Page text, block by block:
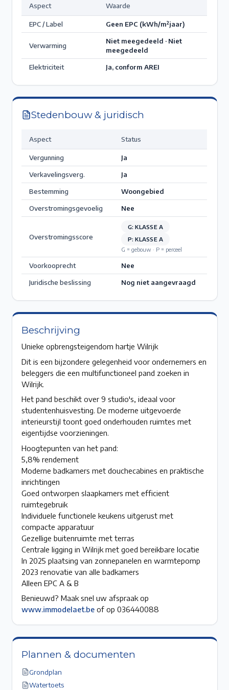
Aspect Waarde
EPC / Label Geen EPC (kWh/m²jaar)
Verwarming
Niet meegedeeld · Niet
meegedeeld
Elektriciteit
Ja, conform AREI
Stedenbouw & juridisch
Aspect Status
Vergunning
Ja
Verkavelingsverg.
Ja
Bestemming
Woongebied
Overstromingsgevoelig
Nee
Overstromingsscore
G: KLASSE A
P: KLASSE A
G = gebouw · P = perceel
Voorkooprecht
Nee
Juridische beslissing
Nog niet aangevraagd
Beschrijving
Unieke opbrengsteigendom hartje Wilrijk
Dit is een bijzondere gelegenheid voor ondernemers en
beleggers die een multifunctioneel pand zoeken in
Wilrijk.
Het pand beschikt over 9 studio's, ideaal voor
studentenhuisvesting. De moderne uitgevoerde
interieurstijl toont goed onderhouden ruimtes met
eigentijdse voorzieningen.
Hoogtepunten van het pand:
5,8% rendement
Moderne badkamers met douchecabines en praktische
inrichtingen
Goed ontworpen slaapkamers met efficient
ruimtegebruik
Individuele functionele keukens uitgerust met
compacte apparatuur
Gezellige buitenruimte met terras
Centrale ligging in Wilrijk met goed bereikbare locatie
In 2025 plaatsing van zonnepanelen en warmtepomp
2023 renovatie van alle badkamers
Alleen EPC A & B
Benieuwd? Maak snel uw afspraak op
www.immodelaet.be of op 036440088
Plannen & documenten
Grondplan
Watertoets